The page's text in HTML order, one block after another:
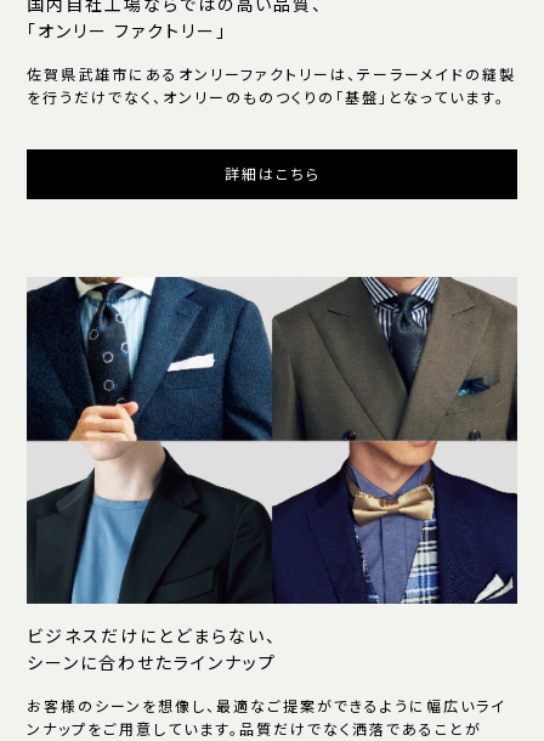
国内自社工場ならではの高い品質、
「オンリー ファクトリー」
佐賀県武雄市にあるオンリーファクトリーは、テーラーメイドの縫製
を行うだけでなく、オンリーのものつくりの「基盤」となっています。
詳細はこちら
ビジネスだけにとどまらない、
シーンに合わせたラインナップ
お客様のシーンを想像し、最適なご提案ができるように幅広いライ
ンナップをご用意しています。品質だけでなく洒落であることが